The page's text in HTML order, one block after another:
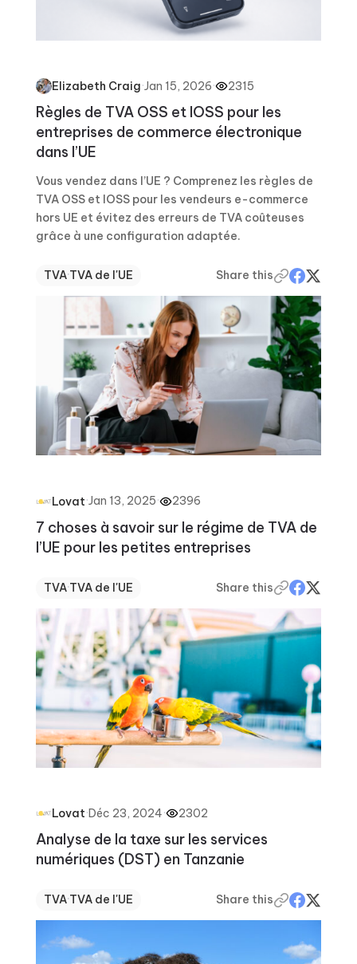
Elizabeth Craig·Jan 15, 2026· 2315
Règles de TVA OSS et IOSS pour les
entreprises de commerce électronique
dans l’UE
Vous vendez dans l’UE ? Comprenez les règles de
TVA OSS et IOSS pour les vendeurs e-commerce
hors UE et évitez des erreurs de TVA coûteuses
grâce à une configuration adaptée.
TVA·TVA de l'UE Share this
Lovat·Jan 13, 2025· 2396
7 choses à savoir sur le régime de TVA de
l’UE pour les petites entreprises
TVA·TVA de l'UE Share this
Lovat·Déc 23, 2024· 2302
Analyse de la taxe sur les services
numériques (DST) en Tanzanie
TVA·TVA de l'UE Share this